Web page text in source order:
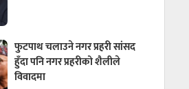
फुटपाथ चलाउने नगर प्रहरी सांसद
हुँदा पनि नगर प्रहरीको शैलीले
विवादमा